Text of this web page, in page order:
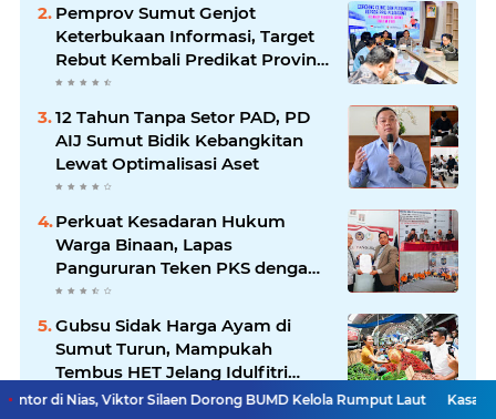
Pemprov Sumut Genjot
Keterbukaan Informasi, Target
Rebut Kembali Predikat Provinsi
Informatif
12 Tahun Tanpa Setor PAD, PD
AIJ Sumut Bidik Kebangkitan
Lewat Optimalisasi Aset
Perkuat Kesadaran Hukum
Warga Binaan, Lapas
Pangururan Teken PKS dengan
LBH Robert Imbang Tamba
Gubsu Sidak Harga Ayam di
Sumut Turun, Mampukah
Tembus HET Jelang Idulfitri
2026?
Silaen Dorong BUMD Kelola Rumput Laut Kasatresnarkoba